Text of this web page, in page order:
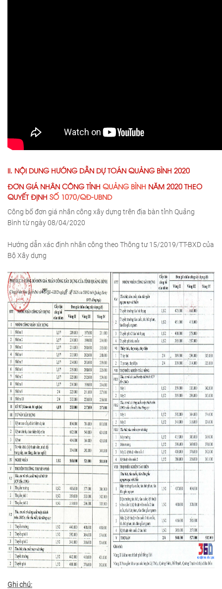
II. NỘI DUNG HƯỚNG DẪN DỰ TOÁN QUẢNG BÌNH 2020
ĐƠN GIÁ NHÂN CÔNG TỈNH QUẢNG BÌNH NĂM 2020 THEO
QUYẾT ĐỊNH SỐ 1070/QĐ-UBND
Công bố đơn giá nhân công xây dựng trên địa bàn tỉnh Quảng
Bình từ ngày 08/04/2020
Hướng dẫn xác định nhân công theo Thông tư 15/2019/TT-BXD của
Bộ Xây dựng
Ghi chú: